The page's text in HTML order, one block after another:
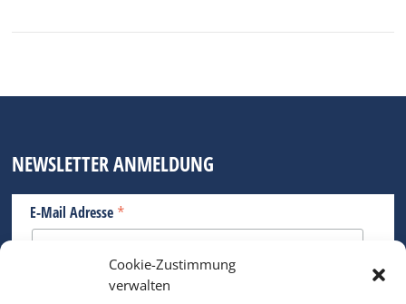
Cookie-Zustimmung
verwalten
NEWSLETTER ANMELDUNG
E-Mail Adresse *
Bitte geben Sie Ihre E-Mail Adresse ein.